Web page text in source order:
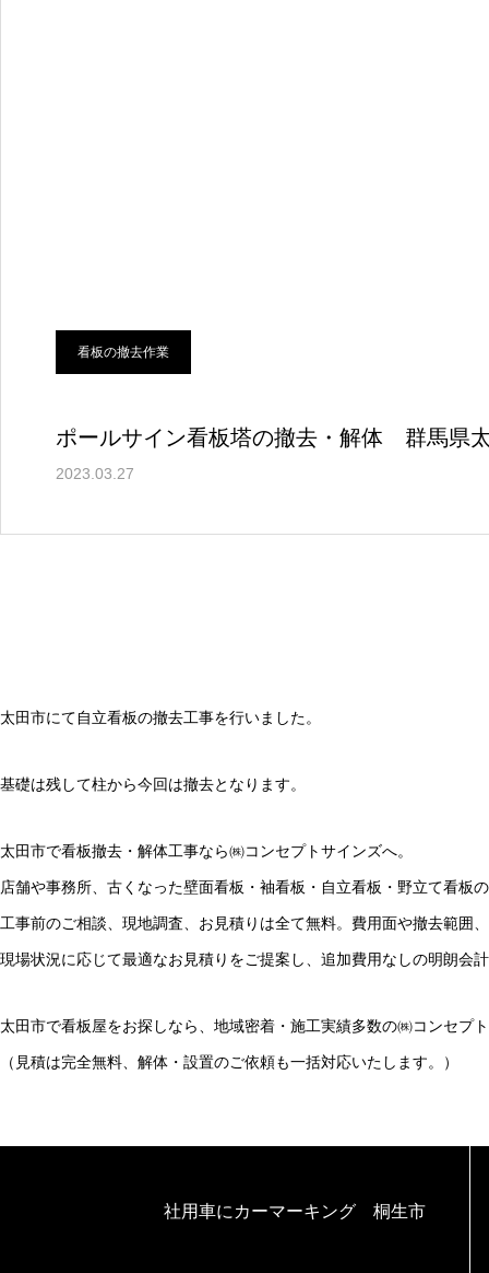
看板の撤去作業
ポールサイン看板塔の撤去・解体 群馬県
2023.03.27
太田市にて自立看板の撤去工事を行いました。
基礎は残して柱から今回は撤去となります。
太田市で看板撤去・解体工事なら㈱コンセプトサインズへ。
店舗や事務所、古くなった壁面看板・袖看板・自立看板・野立て看板
工事前のご相談、現地調査、お見積りは全て無料。費用面や撤去範囲
現場状況に応じて最適なお見積りをご提案し、追加費用なしの明朗会
太田市で看板屋をお探しなら、地域密着・施工実績多数の㈱コンセプ
（見積は完全無料、解体・設置のご依頼も一括対応いたします。）
社用車にカーマーキング 桐生市